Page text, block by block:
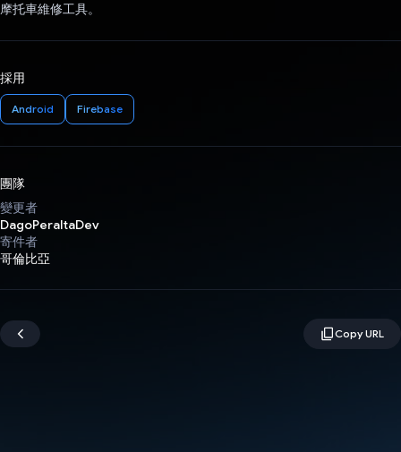
摩托車維修工具。
採用
Android Firebase
團隊
變更者
DagoPeraltaDev
寄件者
哥倫比亞